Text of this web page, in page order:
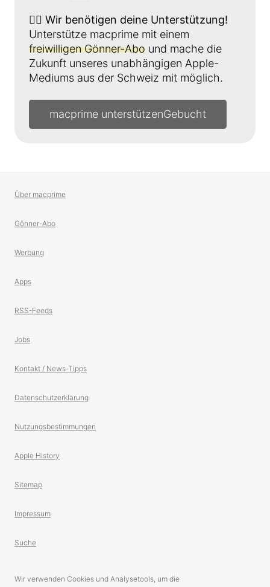
👉🏼 Wir benötigen deine Unterstützung!
Unterstütze macprime mit einem
freiwilligen Gönner-Abo und mache die
Zukunft unseres unabhängigen Apple-
Mediums aus der Schweiz mit möglich.
macprime unterstützen
Über macprime
Gönner-Abo
Werbung
Apps
RSS-Feeds
Jobs
Kontakt / News-Tipps
Datenschutzerklärung
Nutzungsbestimmungen
Apple History
Sitemap
Impressum
Suche
Wir verwenden Cookies und Analysetools, um die